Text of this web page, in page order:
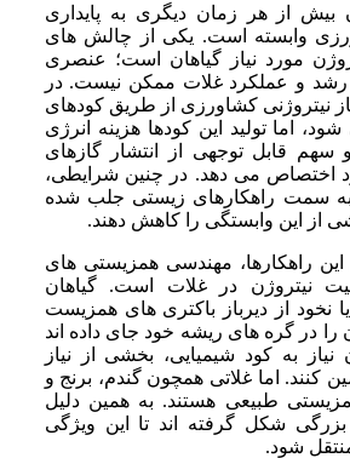
بیش از هر زمان دیگری به پایداری
وابسته است. یکی از چالش های
مورد نیاز گیاهان است؛ عنصری
رشد و عملکرد غلات ممکن نیست. در
نیتروژنی کشاورزی از طریق کودهای
اما تولید این کودها هزینه انرژی
و سهم قابل توجهی از انتشار گازهای
اختصاص می دهد. در چنین شرایطی،
سمت راهکارهای زیستی جلب شده
از این وابستگی را کاهش دهند.
راهکارها، مهندسی همزیستی های
نیتروژن در غلات است. گیاهان
نخود از دیرباز باکتری های همزیست
را در گره های ریشه خود جای داده اند
نیاز به کود شیمیایی، بخشی از نیاز
کنند. اما غلاتی همچون گندم، برنج و
طبیعی هستند. به همین دلیل
شکل گرفته اند تا این ویژگی
شود.